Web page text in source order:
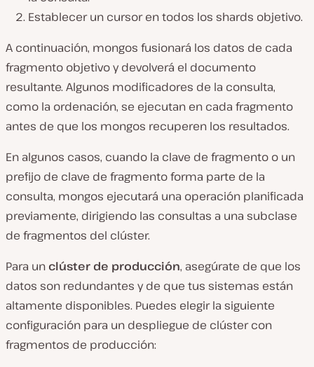
Establecer un cursor en todos los shards objetivo.
A continuación, mongos fusionará los datos de cada
fragmento objetivo y devolverá el documento
resultante. Algunos modificadores de la consulta,
como la ordenación, se ejecutan en cada fragmento
antes de que los mongos recuperen los resultados.
En algunos casos, cuando la clave de fragmento o un
prefijo de clave de fragmento forma parte de la
consulta, mongos ejecutará una operación planificada
previamente, dirigiendo las consultas a una subclase
de fragmentos del clúster.
Para un clúster de producción, asegúrate de que los
datos son redundantes y de que tus sistemas están
altamente disponibles. Puedes elegir la siguiente
configuración para un despliegue de clúster con
fragmentos de producción: